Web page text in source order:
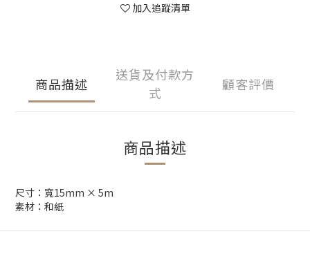
加入追蹤清單
商品描述
送貨及付款方
式
顧客評價
商品描述
尺寸：寬15mm × 5m
素材：和紙